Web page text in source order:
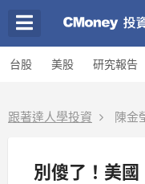
台股 美股 研究報告
跟著達人學投資 陳金
別傻了！美